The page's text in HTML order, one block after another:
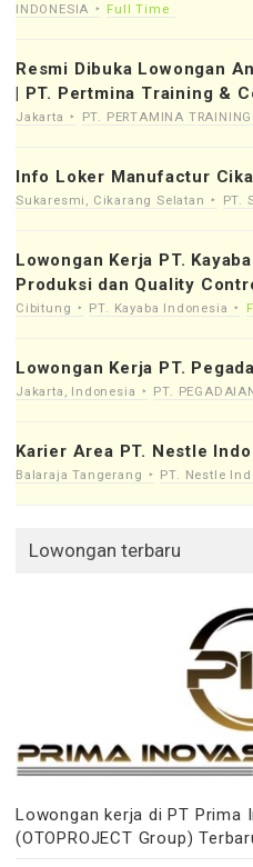
INDONESIA
Full Time
Resmi Dibuka Lowongan
| PT. Pertmina Training &
Jakarta PT. PERTAMINA
Info Loker Manufactur
Sukaresmi, Cikarang Selatan PT.
Lowongan Kerja PT.
Produksi dan Quality
Cibitung PT. Kayaba Indonesia
Lowongan Kerja PT.
Jakarta, Indonesia PT.
Karier Area PT. Nestle
Balaraja Tangerang PT. Nestle
Lowongan terbaru
Lowongan kerja di PT Prima
(OTOPROJECT Group)